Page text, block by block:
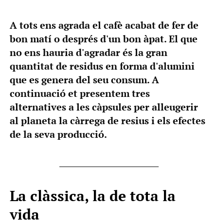
A tots ens agrada el cafè acabat de fer de
bon matí o després d'un bon àpat. El que
no ens hauria d'agradar és la gran
quantitat de residus en forma d'alumini
que es genera del seu consum. A
continuació et presentem tres
alternatives a les càpsules per alleugerir
al planeta la càrrega de resius i els efectes
de la seva producció.
La clàssica, la de tota la
vida